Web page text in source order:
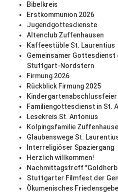
Bibelkreis
Erstkommunion 2026
Jugendgottesdienste
Altenclub Zuffenhausen
Kaffeestüble St. Laurentius
Gemeinsamer
Stuttgart-Nordstern
Firmung 2026
Rückblick Firmung 2025
Familiengottesdienst in St.
Lesekreis St. Antonius
Kolpingsfamilie
Glaubenswege St.
Interreligiöser Spaziergang
Herzlich willkommen!
Nachmittagstreff
Stuttgarter Filmfest der
Ökumenisches